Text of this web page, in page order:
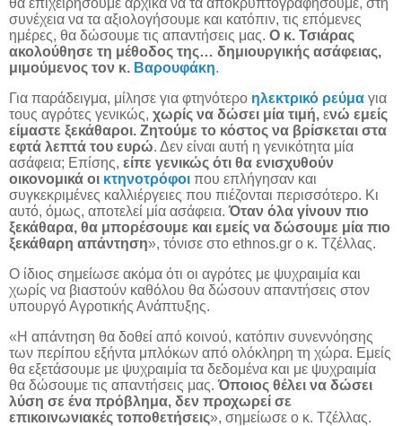
θα επιχειρήσουμε αρχικά να τα αποκρυπτογραφήσουμε, στη
συνέχεια να τα αξιολογήσουμε και κατόπιν, τις επόμενες
ημέρες, θα δώσουμε τις απαντήσεις μας. Ο κ. Τσιάρας
ακολούθησε τη μέθοδος της… δημιουργικής ασάφειας,
μιμούμενος τον κ. Βαρουφάκη.
Για παράδειγμα, μίλησε για φτηνότερο ηλεκτρικό ρεύμα για
τους αγρότες γενικώς, χωρίς να δώσει μία τιμή, ενώ εμείς
είμαστε ξεκάθαροι. Ζητούμε το κόστος να βρίσκεται στα
εφτά λεπτά του ευρώ. Δεν είναι αυτή η γενικότητα μία
ασάφεια; Επίσης, είπε γενικώς ότι θα ενισχυθούν
οικονομικά οι κτηνοτρόφοι που επλήγησαν και
συγκεκριμένες καλλιέργειες που πιέζονται περισσότερο. Κι
αυτό, όμως, αποτελεί μία ασάφεια. Όταν όλα γίνουν πιο
ξεκάθαρα, θα μπορέσουμε και εμείς να δώσουμε μία πιο
ξεκάθαρη απάντηση», τόνισε στο ethnos.gr ο κ. Τζέλλας.
Ο ίδιος σημείωσε ακόμα ότι οι αγρότες με ψυχραιμία και
χωρίς να βιαστούν καθόλου θα δώσουν απαντήσεις στον
υπουργό Αγροτικής Ανάπτυξης.
«Η απάντηση θα δοθεί από κοινού, κατόπιν συνεννόησης
των περίπου εξήντα μπλόκων από ολόκληρη τη χώρα. Εμείς
θα εξετάσουμε με ψυχραιμία τα δεδομένα και με ψυχραιμία
θα δώσουμε τις απαντήσεις μας. Όποιος θέλει να δώσει
λύση σε ένα πρόβλημα, δεν προχωρεί σε
επικοινωνιακές τοποθετήσεις», σημείωσε ο κ. Τζέλλας.